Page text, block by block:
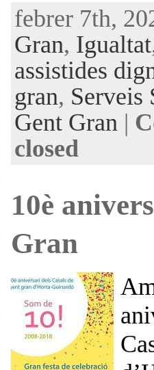
febrer 7th,
Gran, Igualtat
assistides
gran, Serveis
Gent Gran|
closed
10è
Gran